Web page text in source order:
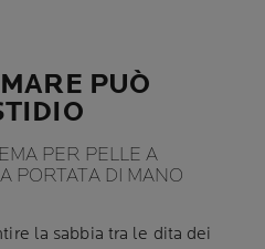
PUÒ
PER PELLE A
PORTATA DI MANO
la sabbia tra le dita dei